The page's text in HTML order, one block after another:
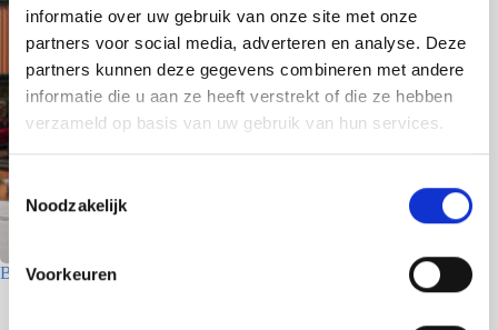
informatie over uw gebruik van onze site met onze
partners voor social media, adverteren en analyse. Deze
partners kunnen deze gegevens combineren met andere
informatie die u aan ze heeft verstrekt of die ze hebben
verzameld op basis van uw gebruik van hun services.
T
s
Noodzakelijk
Voorkeuren
Betriebsgebäude – Den Helder